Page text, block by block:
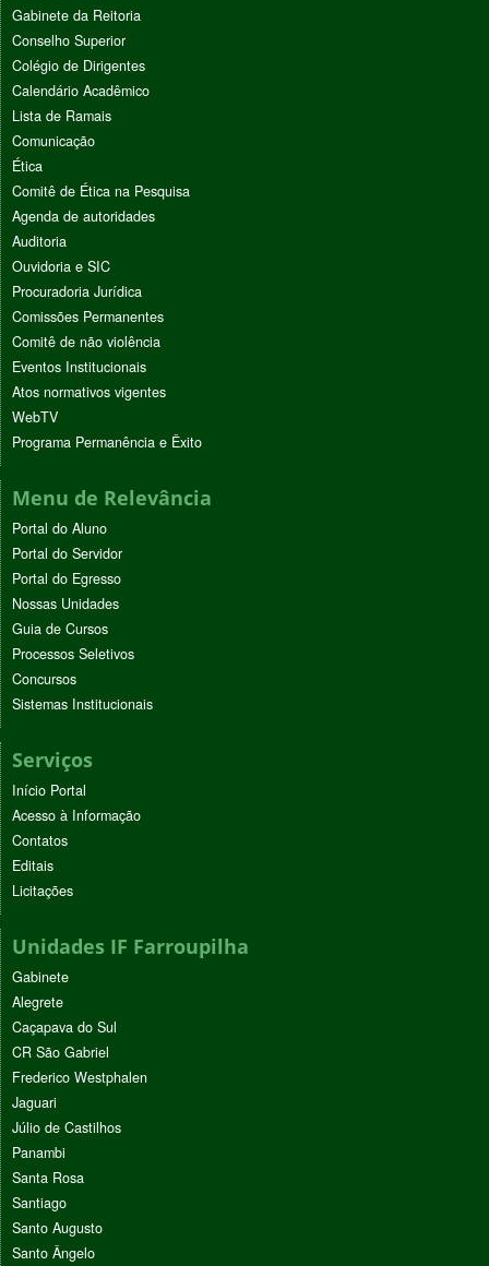
Gabinete da Reitoria
Conselho Superior
Colégio de Dirigentes
Calendário Acadêmico
Lista de Ramais
Comunicação
Ética
Comitê de Ética na Pesquisa
Agenda de autoridades
Auditoria
Ouvidoria e SIC
Procuradoria Jurídica
Comissões Permanentes
Comitê de não violência
Eventos Institucionais
Atos normativos vigentes
WebTV
Programa Permanência e Êxito
Menu de Relevância
Portal do Aluno
Portal do Servidor
Portal do Egresso
Nossas Unidades
Guia de Cursos
Processos Seletivos
Concursos
Sistemas Institucionais
Serviços
Início Portal
Acesso à Informação
Contatos
Editais
Licitações
Unidades IF Farroupilha
Gabinete
Alegrete
Caçapava do Sul
CR São Gabriel
Frederico Westphalen
Jaguari
Júlio de Castilhos
Panambi
Santa Rosa
Santiago
Santo Augusto
Santo Ângelo